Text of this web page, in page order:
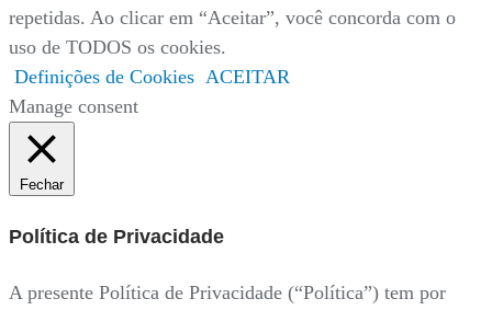
repetidas. Ao clicar em “Aceitar”, você concorda com o
uso de TODOS os cookies.
Definições de Cookies ACEITAR
Manage consent
Fechar
Política de Privacidade
A presente Política de Privacidade (“Política”) tem por